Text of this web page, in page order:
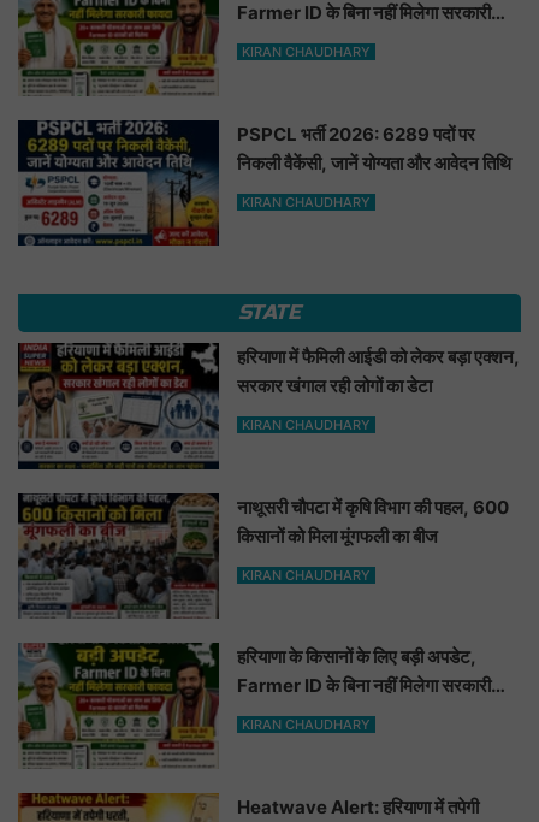
Farmer ID के बिना नहीं मिलेगा सरकारी
फायदा
KIRAN CHAUDHARY
PSPCL भर्ती 2026: 6289 पदों पर
निकली वैकेंसी, जानें योग्यता और आवेदन तिथि
KIRAN CHAUDHARY
STATE
हरियाणा में फैमिली आईडी को लेकर बड़ा एक्शन,
सरकार खंगाल रही लोगों का डेटा
KIRAN CHAUDHARY
नाथूसरी चौपटा में कृषि विभाग की पहल, 600
किसानों को मिला मूंगफली का बीज
KIRAN CHAUDHARY
हरियाणा के किसानों के लिए बड़ी अपडेट,
Farmer ID के बिना नहीं मिलेगा सरकारी
फायदा
KIRAN CHAUDHARY
Heatwave Alert: हरियाणा में तपेगी